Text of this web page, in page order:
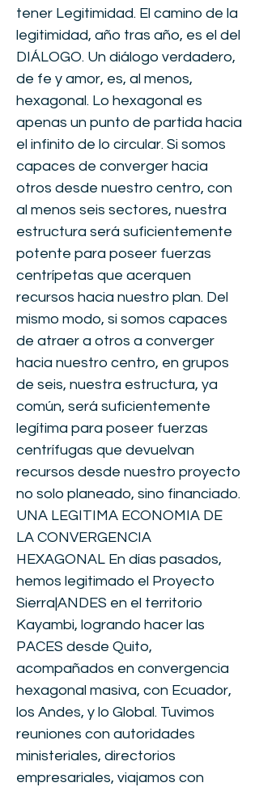
tener Legitimidad. El camino de la
legitimidad, año tras año, es el del
DIÁLOGO. Un diálogo verdadero,
de fe y amor, es, al menos,
hexagonal. Lo hexagonal es
apenas un punto de partida hacia
el infinito de lo circular. Si somos
capaces de converger hacia
otros desde nuestro centro, con
al menos seis sectores, nuestra
estructura será suficientemente
potente para poseer fuerzas
centrípetas que acerquen
recursos hacia nuestro plan. Del
mismo modo, si somos capaces
de atraer a otros a converger
hacia nuestro centro, en grupos
de seis, nuestra estructura, ya
común, será suficientemente
legítima para poseer fuerzas
centrífugas que devuelvan
recursos desde nuestro proyecto
no solo planeado, sino financiado.
UNA LEGITIMA ECONOMIA DE
LA CONVERGENCIA
HEXAGONAL En días pasados,
hemos legitimado el Proyecto
Sierra|ANDES en el territorio
Kayambi, logrando hacer las
PACES desde Quito,
acompañados en convergencia
hexagonal masiva, con Ecuador,
los Andes, y lo Global. Tuvimos
reuniones con autoridades
ministeriales, directorios
empresariales, viajamos con